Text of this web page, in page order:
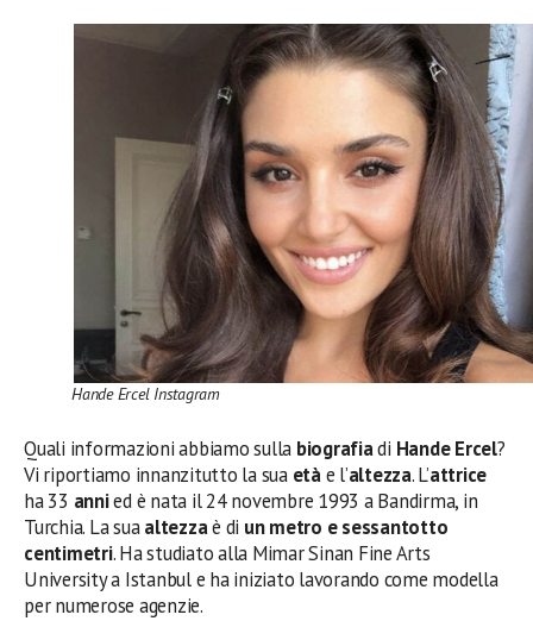
Hande Ercel Instagram
Quali informazioni abbiamo sulla biografiadi Hande Ercel?
Vi riportiamo innanzitutto la sua etàe l’altezza. L’attrice
ha 33 annied è nata il 24 novembre 1993 a Bandirma, in
Turchia. La suaaltezzaè di un metro e sessantotto
centimetri. Ha studiato alla Mimar Sinan Fine Arts
University a Istanbul e ha iniziato lavorando come modella
per numerose agenzie.